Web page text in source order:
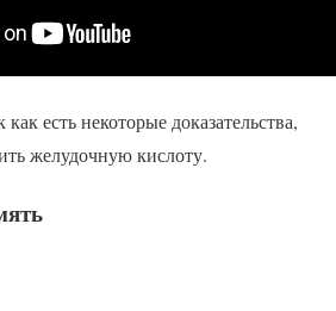
есть некоторые доказательства,
желудочную кислоту.